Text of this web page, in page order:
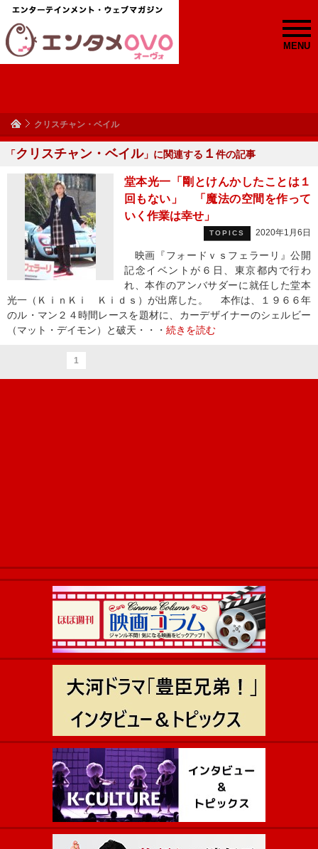
MENU
クリスチャン・ベイル
「クリスチャン・ベイル」に関連する １ 件の記事
堂本光一「剛とけんかしたことは１
回もない」 「魔法の空間を作って
いく作業は幸せ」
TOPICS 2020年1月6日
映画『フォードｖｓフェラーリ』公開
記念イベントが６日、東京都内で行わ
れ、本作のアンバサダーに就任した堂本
光一（ＫｉｎＫｉ Ｋｉｄｓ）が出席した。 本作は、１９６６年
のル・マン２４時間レースを題材に、カーデザイナーのシェルビー
（マット・デイモン）と破天・・・ 続きを読む
1